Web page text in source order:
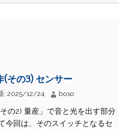
(その3) センサー
: 2025/12/24 boso
の2) 量産」で音と光を出す部分
今回は、そのスイッチとなるセ